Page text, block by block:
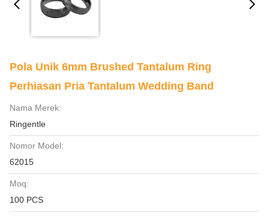
Pola Unik 6mm Brushed Tantalum Ring
Perhiasan Pria Tantalum Wedding Band
Nama Merek:
Ringentle
Nomor Model:
62015
Moq:
100 PCS